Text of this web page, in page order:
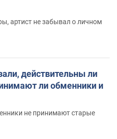
артист не забывал о личном
действительны ли
ли обменники и
не принимают старые